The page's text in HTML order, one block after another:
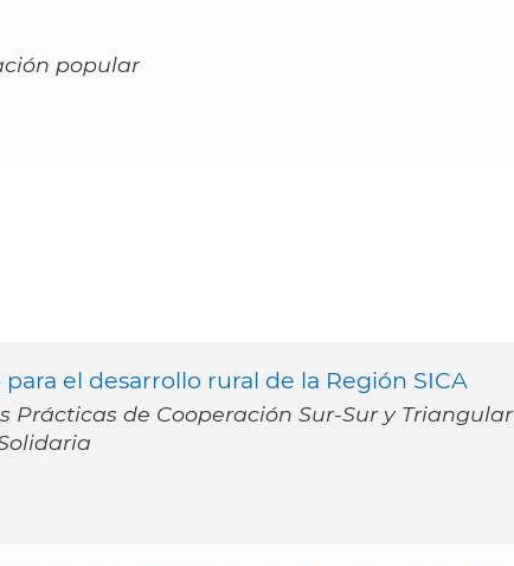
popular
el desarrollo rural de la Región SICA
Prácticas de Cooperación Sur-Sur y Triangular